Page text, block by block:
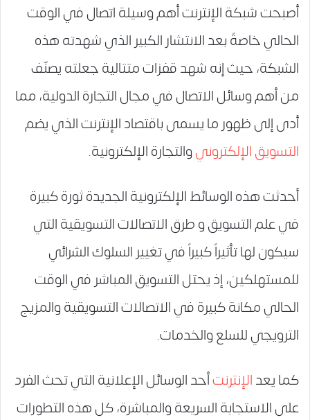
أصبحت شبكة الإنترنت أهم وسيلة اتصال في الوقت
الحالي خاصةً بعد الانتشار الكبير الذي شهدته هذه
الشبكة، حيث إنه شهد قفزات متتالية جعلته يصنّف
من أهم وسائل الاتصال في مجال التجارة الدولية، مما
أدى إلى ظهور ما يسمى باقتصاد الإنترنت الذي يضم
التسويق الإلكترونيوالتجارة الإلكترونية.
أحدثت هذه الوسائط الإلكترونية الجديدة ثورة كبيرة
في علم التسويق و طرق الاتصالات التسويقية التي
سيكون لها تأثيراً كبيراً في تغيير السلوك الشرائي
للمستهلكين، إذ يحتل التسويق المباشر في الوقت
الحالي مكانة كبيرة في الاتصالات التسويقية والمزيج
الترويجي للسلع والخدمات.
كما يعدالإنترنتأحد الوسائل الإعلانية التي تحث الفرد
على الاستجابة السريعة والمباشرة، كل هذه التطورات